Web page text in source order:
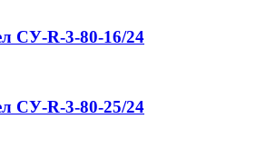
СУ-R-3-80-16/24
СУ-R-3-80-25/24